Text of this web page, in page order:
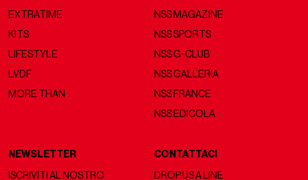
EXTRATIME
KITS
LIFESTYLE
LVDF
MORE THAN
NSS MAGAZINE
NSS SPORTS
NSS G-CLUB
NSS GALLERIA
NSS FRANCE
NSS EDICOLA
NEWSLETTER
ISCRIVITI AL NOSTRO
CONTATTACI
DROP US A LINE